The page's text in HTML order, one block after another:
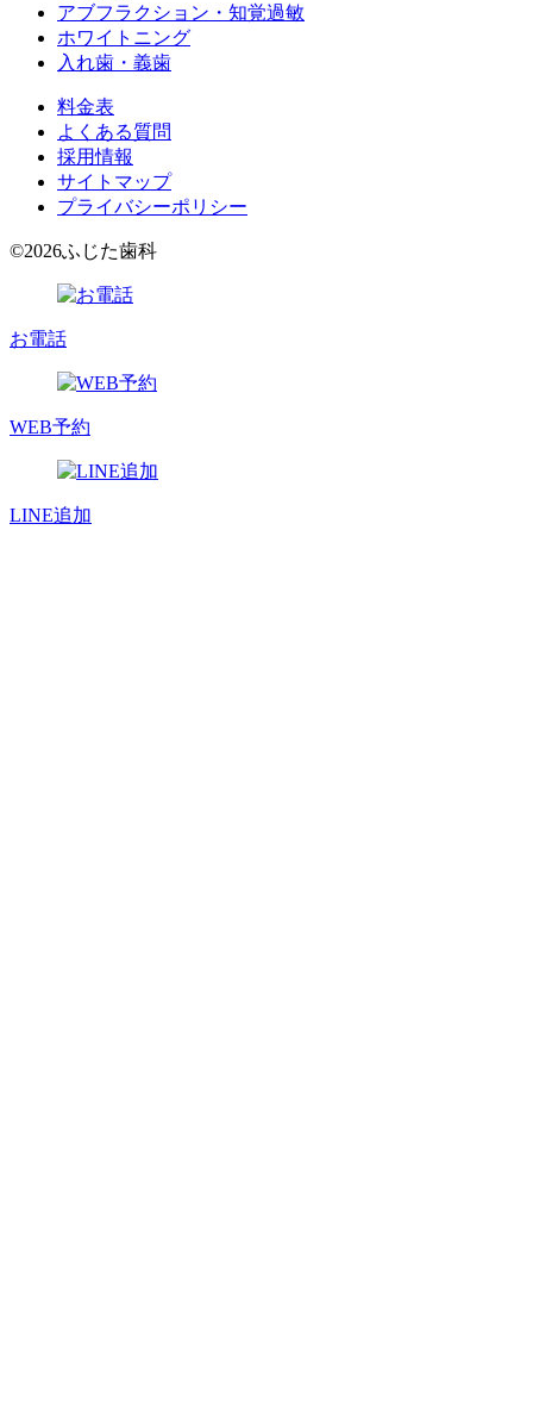
アブフラクション・知覚過敏
ホワイトニング
入れ歯・義歯
料金表
よくある質問
採用情報
サイトマップ
プライバシーポリシー
©2026ふじた歯科
お電話
WEB予約
LINE追加